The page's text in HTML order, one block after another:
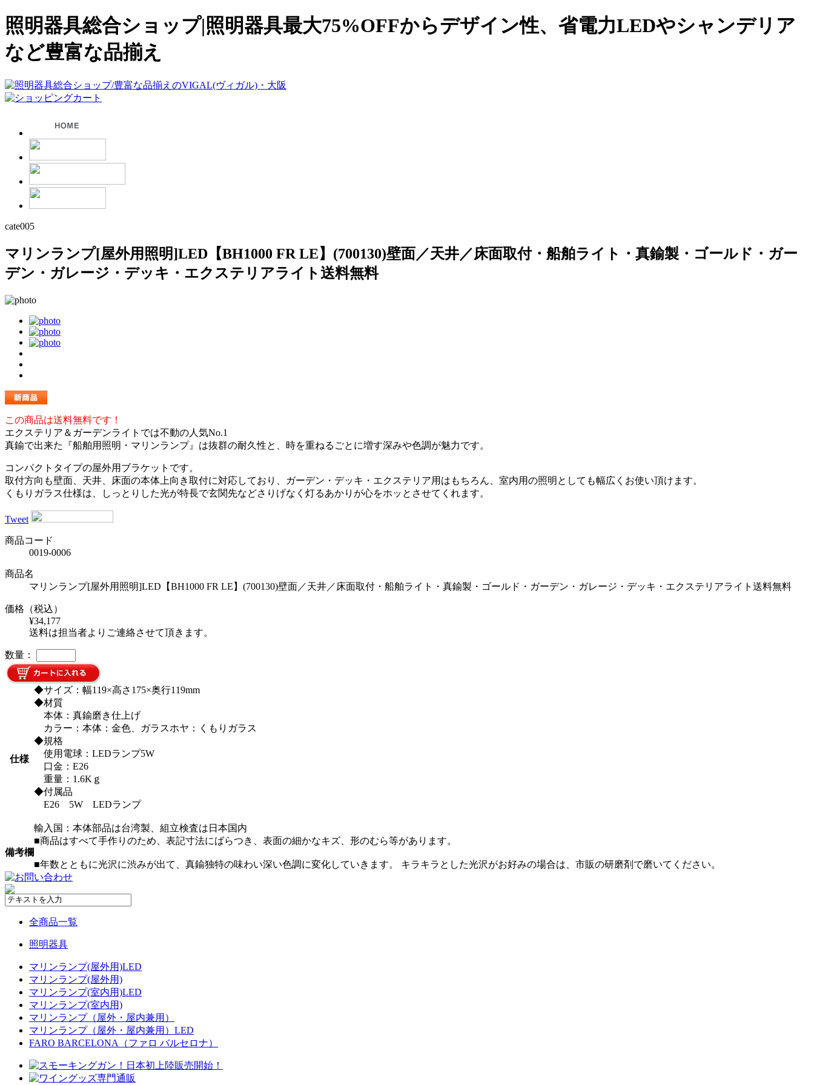
照明器具総合ショップ|照明器具最大75%OFFからデザイン性、省電力LEDやシャンデリア
など豊富な品揃え
cate005
マリンランプ[屋外用照明]LED【BH1000 FR LE】(700130)壁面／天井／床面取付・船舶ライト・真鍮製・ゴールド・ガー
デン・ガレージ・デッキ・エクステリアライト送料無料
この商品は送料無料です！
エクステリア＆ガーデンライトでは不動の人気No.1
真鍮で出来た『船舶用照明・マリンランプ』は抜群の耐久性と、時を重ねるごとに増す深みや色調が魅力です。
コンパクトタイプの屋外用ブラケットです。
取付方向も壁面、天井、床面の本体上向き取付に対応しており、ガーデン・デッキ・エクステリア用はもちろん、室内用の照明としても幅広くお使い頂けます。
くもりガラス仕様は、しっとりした光が特長で玄関先などさりげなく灯るあかりが心をホッとさせてくれます。
Tweet
商品コード
0019-0006
商品名
マリンランプ[屋外用照明]LED【BH1000 FR LE】(700130)壁面／天井／床面取付・船舶ライト・真鍮製・ゴールド・ガーデン・ガレージ・デッキ・エクステリアライト送料無料
価格（税込）
¥34,177
送料は担当者よりご連絡させて頂きます。
数量：
仕様
◆サイズ：幅119×高さ175×奥行119mm
◆材質
本体：真鍮磨き仕上げ
カラー：本体：金色、ガラスホヤ：くもりガラス
◆規格
使用電球：LEDランプ5W
口金：E26
重量：1.6Kｇ
◆付属品
E26 5W LEDランプ
輸入国：本体部品は台湾製、組立検査は日本国内
備考欄
■商品はすべて手作りのため、表記寸法にばらつき、表面の細かなキズ、形のむら等があります。
■年数とともに光沢に渋みが出て、真鍮独特の味わい深い色調に変化していきます。 キラキラとした光沢がお好みの場合は、市販の研磨剤で磨いてください。
全商品一覧
照明器具
マリンランプ(屋外用)LED
マリンランプ(屋外用)
マリンランプ(室内用)LED
マリンランプ(室内用)
マリンランプ（屋外・屋内兼用）
マリンランプ（屋外・屋内兼用）LED
FARO BARCELONA（ファロ バルセロナ）